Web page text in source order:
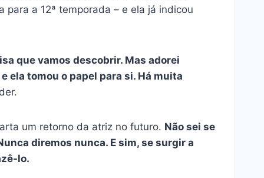
a 12ª temporada – e ela já indicou
que vamos descobrir. Mas adorei
ela tomou o papel para si. Há muita
um retorno da atriz no futuro. Não sei se
diremos nunca. E sim, se surgir a
lo.